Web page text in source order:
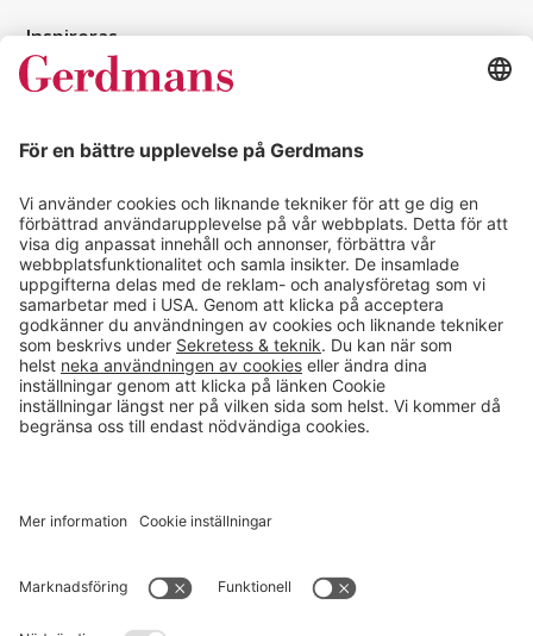
Inspireras
Kundcase
Läsvärt
Kontakt
info@gerdmans.se
0433-740 80
Kundservice öppettider
Vardagar 07.30-17.00
© 2026 Gerdmans Inredningar AB Alla priser är exklusive moms.
Cookie inställningar